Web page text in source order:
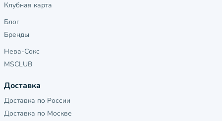
Клубная карта
Блог
Бренды
Нева-Сокс
MSCLUB
Доставка
Доставка по России
Доставка по Москве